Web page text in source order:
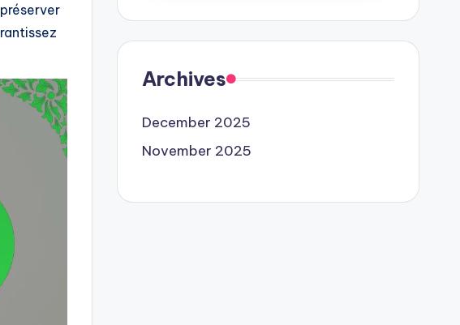
Archives
December 2025
November 2025